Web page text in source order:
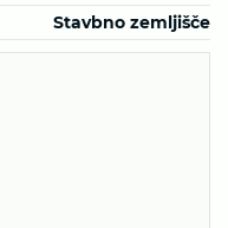
Stavbno zemljišče